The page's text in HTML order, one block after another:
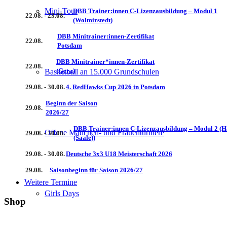
Mini-Tour
Basketball an 15.000 Grundschulen
Offene Mädchen- und Frauenturniere
Girls Days
22.08. - 23.08.
DBB Trainer:innen C-Lizenzausbildung – Modul 1
(Wolmirstedt)
22.08.
DBB Minitrainer:innen-Zertifikat
Potsdam
22.08.
DBB Minitrainer*innen-Zertifikat
(Gera)
29.08. - 30.08.4. RedHawks Cup 2026 in Potsdam
29.08.
Beginn der Saison
2026/27
29.08. - 30.08.
DBB Trainer:innen C-Lizenzausbildung – Modul 2
(Saale))
29.08. - 30.08.Deutsche 3x3 U18 Meisterschaft 2026
29.08. Saisonbeginn für Saison 2026/27
Weitere Termine
Shop